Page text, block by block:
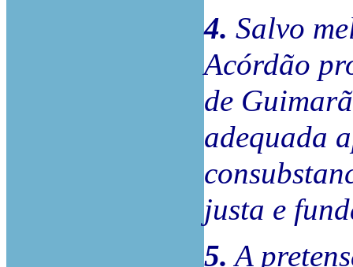
4. Salvo
Acórdão
de
adequada
justa e
5. A